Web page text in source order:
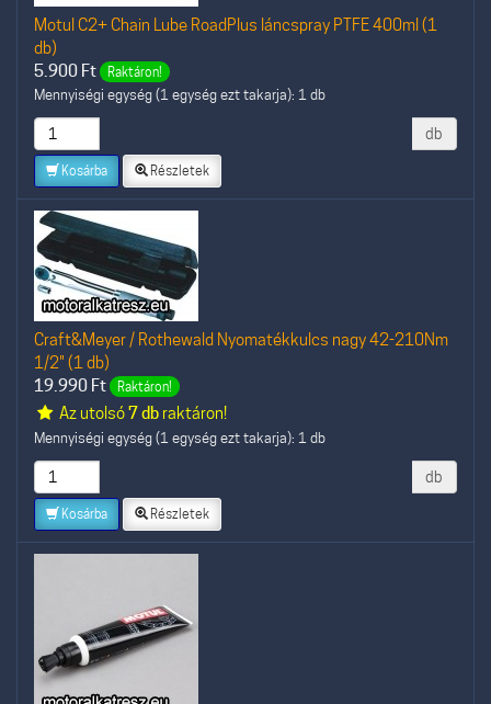
Motul C2+ Chain Lube RoadPlus láncspray PTFE 400ml (1
db)
5.900 Ft Raktáron!
Mennyiségi egység (1 egység ezt takarja): 1 db
db
Kosárba Részletek
Craft&Meyer / Rothewald Nyomatékkulcs nagy 42-210Nm
1/2" (1 db)
19.990 Ft Raktáron!
Az utolsó7 dbraktáron!
Mennyiségi egység (1 egység ezt takarja): 1 db
db
Kosárba Részletek